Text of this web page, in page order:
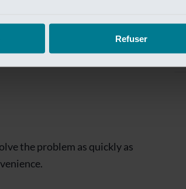
Refuser
is
the problem as quickly as